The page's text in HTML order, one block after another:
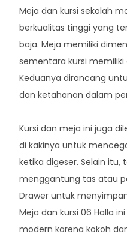
Meja dan kursi sekolah
berkualitas tinggi yang
baja. Meja memiliki
sementara kursi
Keduanya dirancang
dan ketahanan dalam
Kursi dan meja ini juga
di kakinya untuk
ketika digeser. Selain
menggantung tas atau
Drawer untuk
Meja dan kursi 06 Halla
modern karena kokoh